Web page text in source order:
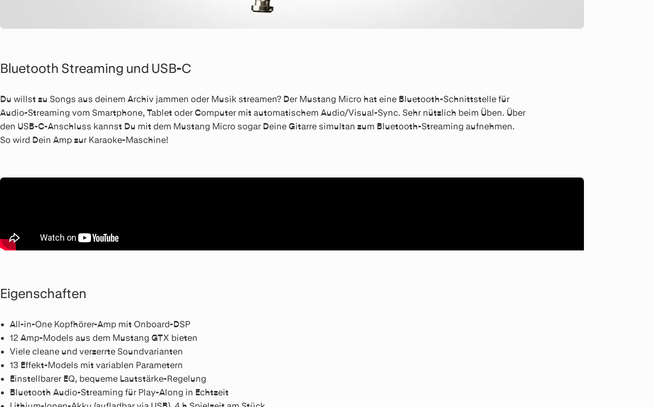
Bluetooth Streaming und USB-C
Du willst zu Songs aus deinem Archiv jammen oder Musik streamen? Der Mustang Micro hat eine Bluetooth-Schnittstelle für
Audio-Streaming vom Smartphone, Tablet oder Computer mit automatischem Audio/Visual-Sync. Sehr nützlich beim Üben. Über
den USB-C-Anschluss kannst Du mit dem Mustang Micro sogar Deine Gitarre simultan zum Bluetooth-Streaming aufnehmen.
So wird Dein Amp zur Karaoke-Maschine!
Eigenschaften
All-in-One Kopfhörer-Amp mit Onboard-DSP
12 Amp-Models aus dem Mustang GTX bieten
Viele cleane und verzerrte Soundvarianten
13 Effekt-Models mit variablen Parametern
Einstellbarer EQ, bequeme Lautstärke-Regelung
Bluetooth Audio-Streaming für Play-Along in Echtzeit